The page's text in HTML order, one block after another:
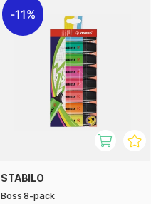
11%
STABILO
Boss 8-pack